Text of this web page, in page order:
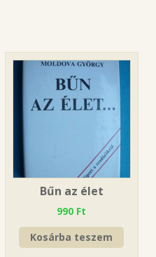
Bűn az élet
990 Ft
Kosárba teszem